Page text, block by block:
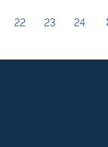
22 23 24